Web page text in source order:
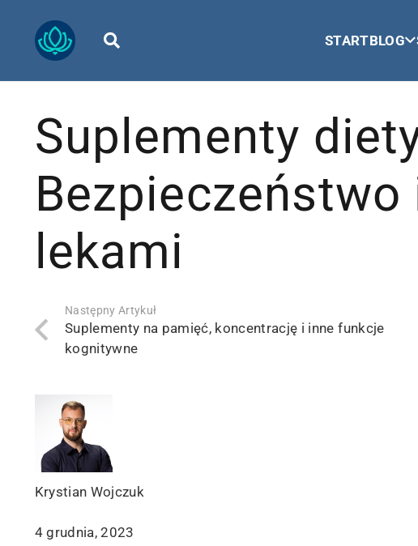
STARTBLOG
Suplementy
lekami
Następny Artykuł
Suplementy na pamięć, koncentrację i inne funkcje
kognitywne
Krystian Wojczuk
4 grudnia, 2023